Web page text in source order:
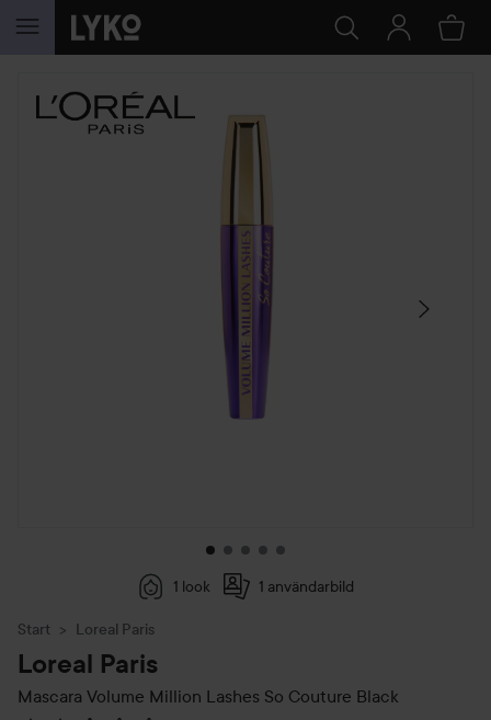
HOPPA TILL INNEHÅLLET
HOPPA ÖVER SEKTIONEN
1 look 1 användarbild
Start Loreal Paris
Loreal Paris
Mascara Volume Million Lashes So Couture Black